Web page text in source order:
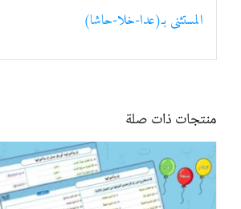
المستثنى بـ(عدا-خلا-حاشا)
منتجات ذات صلة